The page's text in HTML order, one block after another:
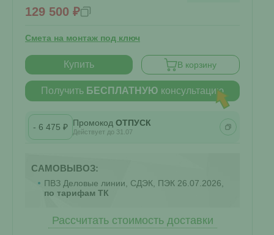
129 500 ₽
Смета на монтаж под ключ
Купить В корзину
Получить БЕСПЛАТНУЮ консультацию
- 6 475 ₽ Промокод ОТПУСК
Действует до 31.07
САМОВЫВОЗ:
ПВЗ Деловые линии, СДЭК, ПЭК 26.07.2026,
по тарифам ТК
Рассчитать стоимость доставки